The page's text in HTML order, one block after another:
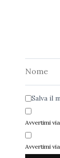
Salva il
Avvertimi
Avvertimi